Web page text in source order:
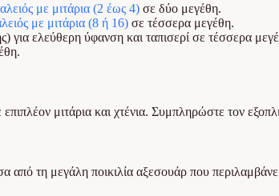
με μιτάρια (2 έως 4) σε δύο μεγέθη.
με μιτάρια (8 ή 16) σε τέσσερα μεγέθη.
για ελεύθερη ύφανση και ταπισερί σε τέσσερα
μιτάρια και χτένια. Συμπληρώστε τον
τη μεγάλη ποικιλία αξεσουάρ που